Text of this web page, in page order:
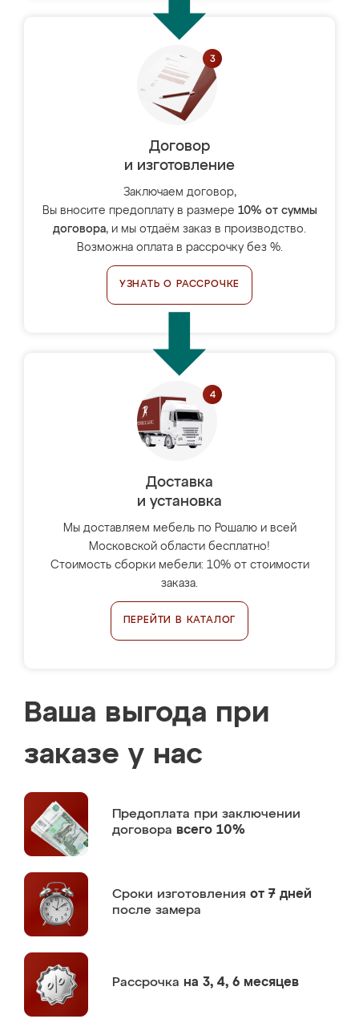
Договор
и изготовление
Заключаем договор,
Вы вносите предоплату в размере 10% от суммы
договора, и мы отдаём заказ в производство.
Возможна оплата в рассрочку без %.
УЗНАТЬ О РАССРОЧКЕ
Доставка
и установка
Мы доставляем мебель по Рошалю и всей
Московской области бесплатно!
Стоимость сборки мебели: 10% от стоимости
заказа.
ПЕРЕЙТИ В КАТАЛОГ
Ваша выгода при
заказе у нас
Предоплата при заключении
договора всего 10%
Сроки изготовления от 7 дней
после замера
Рассрочка на 3, 4, 6 месяцев